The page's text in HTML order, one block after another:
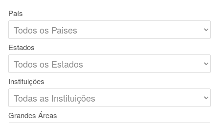
País
Estados
Instituições
Grandes Áreas